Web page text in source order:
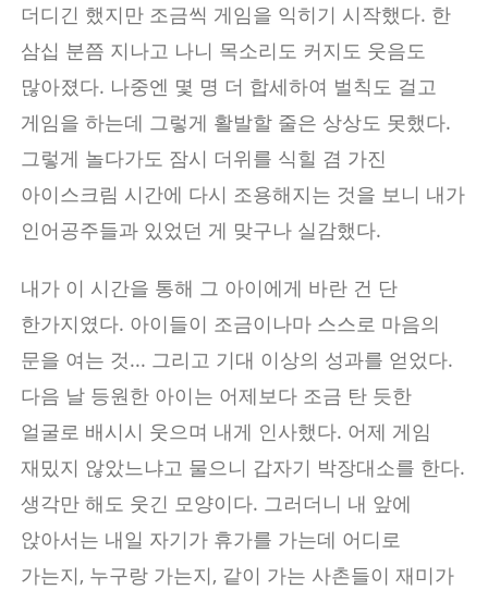
더디긴 했지만 조금씩 게임을 익히기 시작했다. 한
삼십 분쯤 지나고 나니 목소리도 커지도 웃음도
많아졌다. 나중엔 몇 명 더 합세하여 벌칙도 걸고
게임을 하는데 그렇게 활발할 줄은 상상도 못했다.
그렇게 놀다가도 잠시 더위를 식힐 겸 가진
아이스크림 시간에 다시 조용해지는 것을 보니 내가
인어공주들과 있었던 게 맞구나 실감했다.
내가 이 시간을 통해 그 아이에게 바란 건 단
한가지였다. 아이들이 조금이나마 스스로 마음의
문을 여는 것... 그리고 기대 이상의 성과를 얻었다.
다음 날 등원한 아이는 어제보다 조금 탄 듯한
얼굴로 배시시 웃으며 내게 인사했다. 어제 게임
재밌지 않았느냐고 물으니 갑자기 박장대소를 한다.
생각만 해도 웃긴 모양이다. 그러더니 내 앞에
앉아서는 내일 자기가 휴가를 가는데 어디로
가는지, 누구랑 가는지, 같이 가는 사촌들이 재미가